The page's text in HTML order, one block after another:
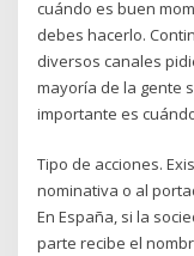
cuándo es buen
debes hacerlo.
diversos canales
mayoría de la gente
importante es
Tipo de acciones.
nominativa o al
En España, si la
parte recibe el